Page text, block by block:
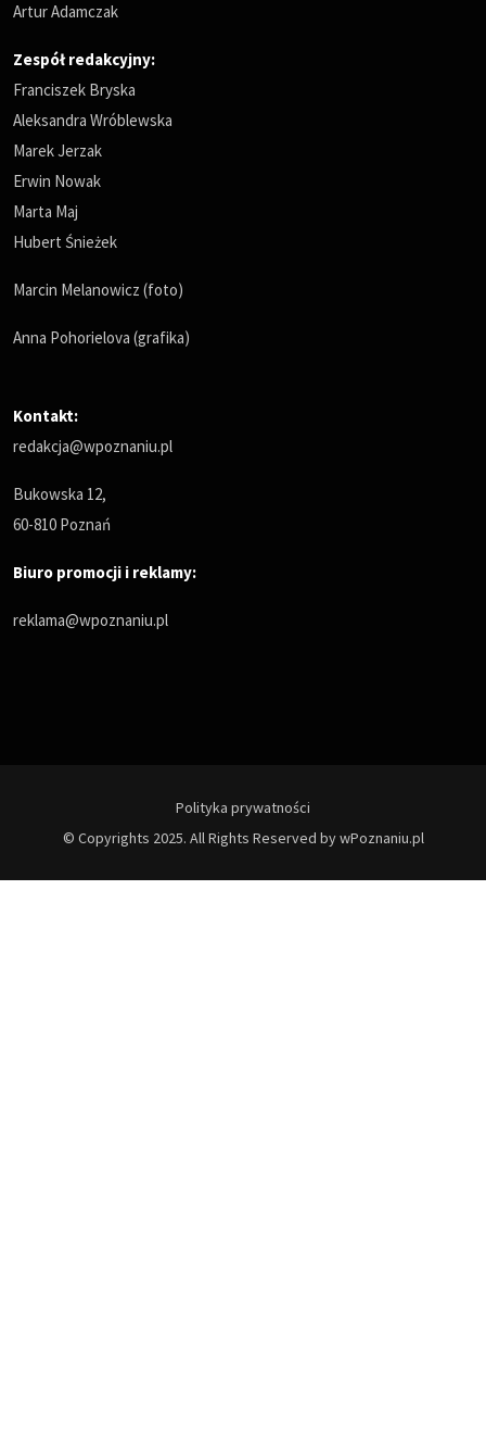
Artur Adamczak
Zespół redakcyjny:
Franciszek Bryska
Aleksandra Wróblewska
Marek Jerzak
Erwin Nowak
Marta Maj
Hubert Śnieżek
Marcin Melanowicz (foto)
Anna Pohorielova (grafika)
Kontakt:
redakcja@wpoznaniu.pl
Bukowska 12,
60-810 Poznań
Biuro promocji i reklamy:
reklama@wpoznaniu.pl
Polityka prywatności
© Copyrights 2025. All Rights Reserved by wPoznaniu.pl